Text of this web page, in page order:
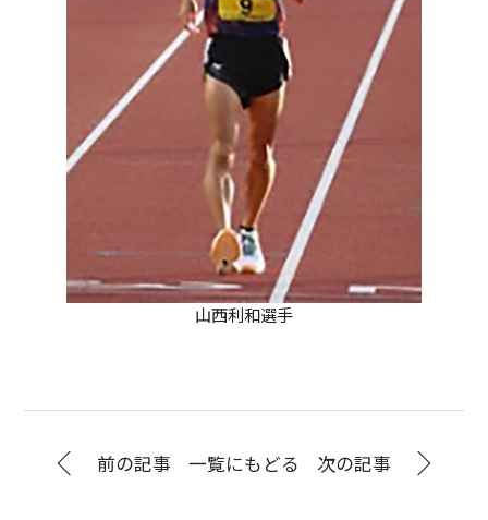
山西利和選手
前の記事 一覧にもどる 次の記事